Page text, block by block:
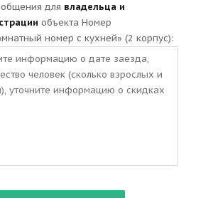
для владельца и
объекта Номер
номер с кухней» (2 корпус):